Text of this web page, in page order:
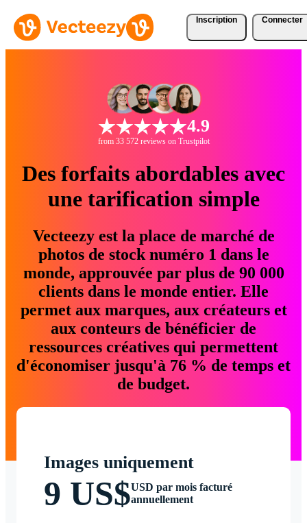
Inscription Connecter
4.9
from 33 572 reviews on Trustpilot
Des forfaits abordables avec
une tarification simple
Vecteezy est la place de marché de
photos de stock numéro 1 dans le
monde, approuvée par plus de 90 000
clients dans le monde entier. Elle
permet aux marques, aux créateurs et
aux conteurs de bénéficier de
ressources créatives qui permettent
d'économiser jusqu'à 76 % de temps et
de budget.
Images uniquement
9 US$USD par mois facturé
annuellement